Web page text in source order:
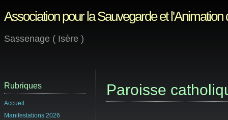
Association pour la Sauvegarde et
Sassenage ( Isère )
Paroisse
Rubriques
Accueil
Manifestations 2026